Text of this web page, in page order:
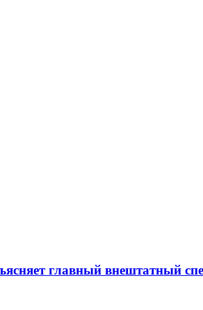
главный внештатный